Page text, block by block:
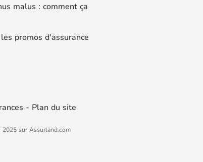
malus : comment ça
promos d'assurance
- Plan du site
2025 sur Assurland.com